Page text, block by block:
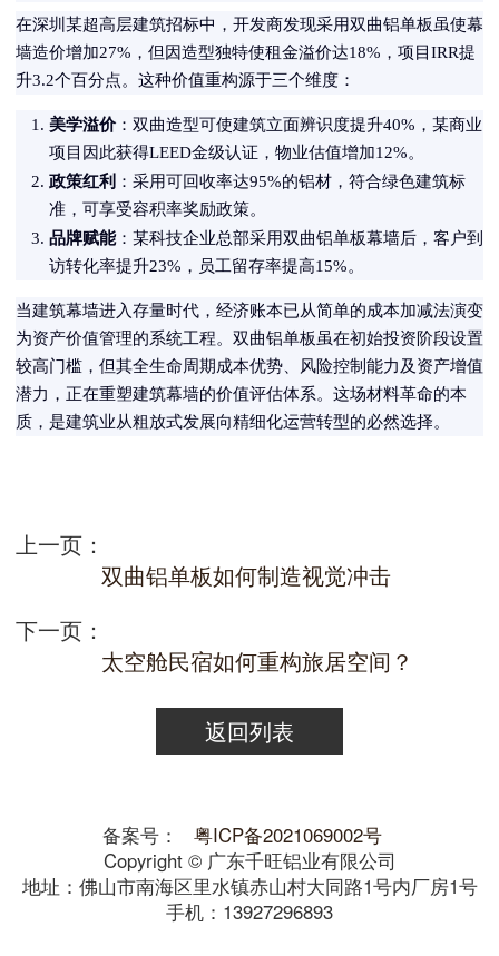
在深圳某超高层建筑招标中，开发商发现采用双曲铝单板虽使幕
墙造价增加27%，但因造型独特使租金溢价达18%，项目IRR提
升3.2个百分点。这种价值重构源于三个维度：
美学溢价：双曲造型可使建筑立面辨识度提升40%，某商业
项目因此获得LEED金级认证，物业估值增加12%。
政策红利 ：采用可回收率达95%的铝材，符合绿色建筑标
准，可享受容积率奖励政策。
品牌赋能：某科技企业总部采用双曲铝单板幕墙后，客户到
访转化率提升23%，员工留存率提高15%。
当建筑幕墙进入存量时代，经济账本已从简单的成本加减法演变
为资产价值管理的系统工程。双曲铝单板虽在初始投资阶段设置
较高门槛，但其全生命周期成本优势、风险控制能力及资产增值
潜力，正在重塑建筑幕墙的价值评估体系。这场材料革命的本
质，是建筑业从粗放式发展向精细化运营转型的必然选择。
上一页：
双曲铝单板如何制造视觉冲击
下一页：
太空舱民宿如何重构旅居空间？
返回列表
备案号：
粤ICP备2021069002号
Copyright © 广东千旺铝业有限公司
地址：佛山市南海区里水镇赤山村大同路1号内厂房1号
手机：13927296893